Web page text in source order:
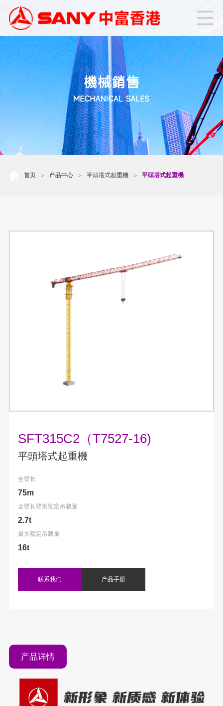
首页 > 产品中心 > 平頭塔式起重機 > 平頭塔式起重機
SFT315C2（T7527-16)
平頭塔式起重機
全臂长
75m
全臂长臂尖额定吊载量
2.7t
最大额定吊载量
16t
联系我们 产品手册
产品详情